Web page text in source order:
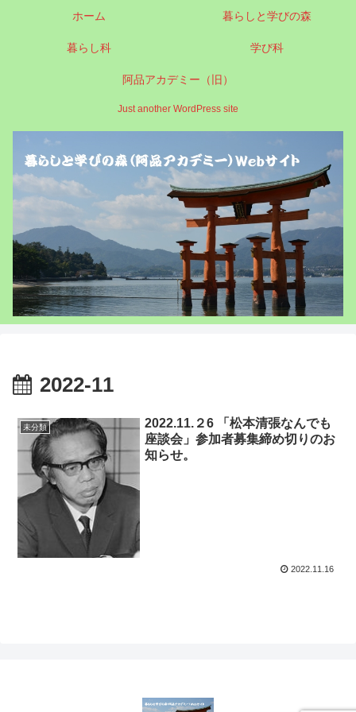
Just another WordPress site
ホーム 暮らしと学びの森
暮らし科 学び科
阿品アカデミー（旧）
2022-11
未分類
2022.11.２6 「松本清張なんでも
座談会」参加者募集締め切りのお
知らせ。
2022.11.16